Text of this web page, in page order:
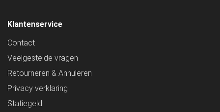
Klantenservice
Contact
Veelgestelde vragen
Retourneren & Annuleren
Privacy verklaring
Statiegeld